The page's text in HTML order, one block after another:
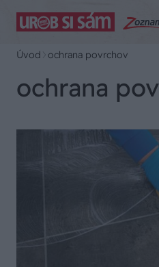
Úvod ochrana povrchov
ochrana